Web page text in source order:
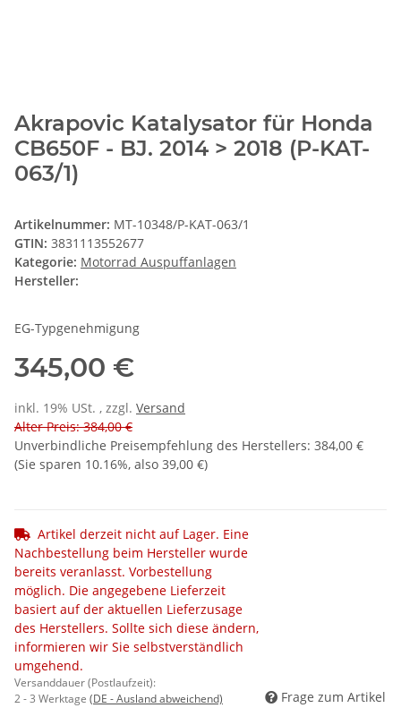
Akrapovic Katalysator für Honda
CB650F - BJ. 2014 > 2018 (P-KAT-
063/1)
Artikelnummer: MT-10348/P-KAT-063/1
GTIN: 3831113552677
Kategorie: Motorrad Auspuffanlagen
Hersteller:
EG-Typgenehmigung
345,00 €
inkl. 19% USt. , zzgl. Versand
Alter Preis: 384,00 €
Unverbindliche Preisempfehlung des Herstellers: 384,00 €
(Sie sparen 10.16%, also 39,00 €)
Artikel derzeit nicht auf Lager. Eine
Nachbestellung beim Hersteller wurde
bereits veranlasst. Vorbestellung
möglich. Die angegebene Lieferzeit
basiert auf der aktuellen Lieferzusage
des Herstellers. Sollte sich diese ändern,
informieren wir Sie selbstverständlich
umgehend.
Versanddauer (Postlaufzeit):
2 - 3 Werktage (DE - Ausland abweichend) Frage zum Artikel